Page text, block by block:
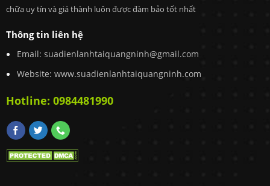
chữa uy tín và giá thành luôn được đàm bảo tốt nhất
Thông tin liên hệ
Email: suadienlanhtaiquangninh@gmail.com
Website: www.suadienlanhtaiquangninh.com
Hotline: 0984481990